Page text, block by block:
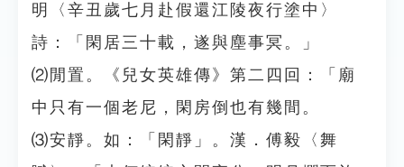
明〈辛丑歲七月赴假還江陵夜行塗中〉
詩：「閑居三十載，遂與塵事冥。」
⑵閒置。《兒女英雄傳》第二四回：「廟
中只有一個老尼，閑房倒也有幾間。
⑶安靜。如：「閑靜」。漢．傅毅〈舞